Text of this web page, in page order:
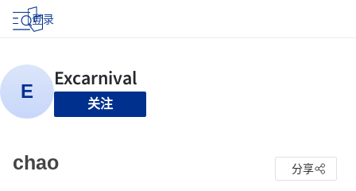
登录
关注
chao 分享